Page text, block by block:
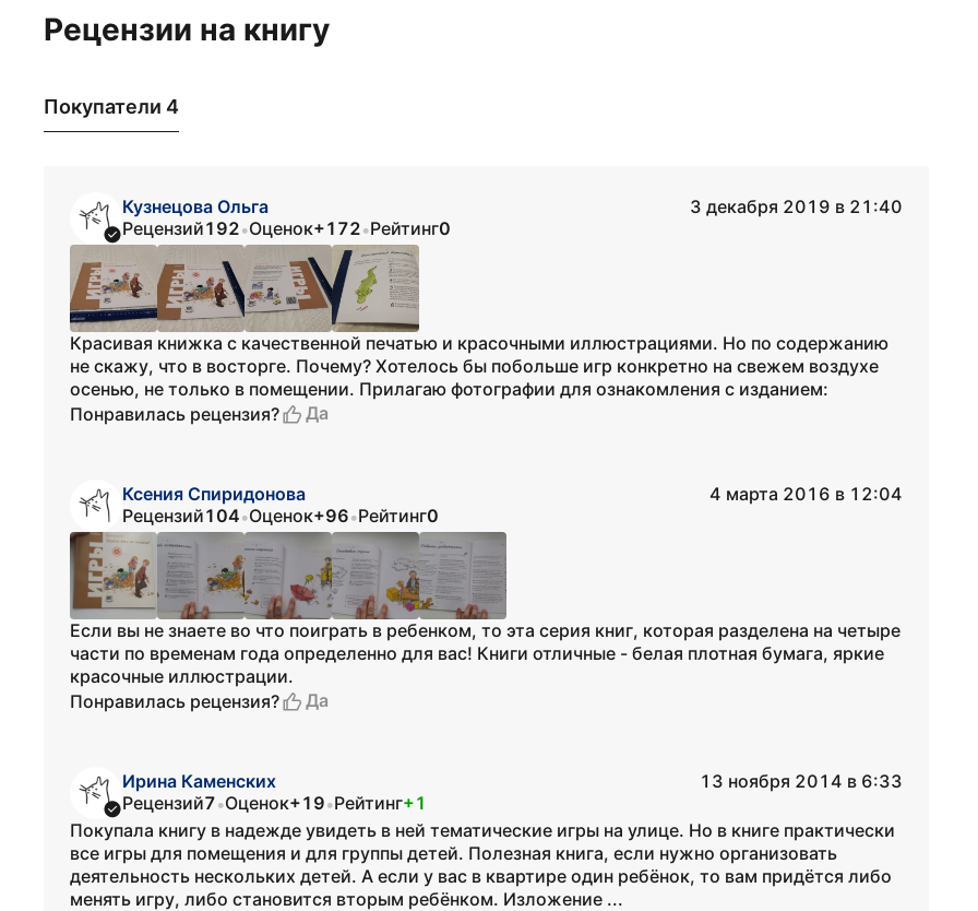
Рецензии на книгу
Покупатели 4
Кузнецова Ольга
3 декабря 2019 в 21:40
Рецензий192•Оценок+172•Рейтинг0
Красивая книжка с качественной печатью и красочными иллюстрациями. Но по содержанию
не скажу, что в восторге. Почему? Хотелось бы побольше игр конкретно на свежем воздухе
осенью, не только в помещении. Прилагаю фотографии для ознакомления с изданием:
Понравилась рецензия?
Да
Ксения Спиридонова
4 марта 2016 в 12:04
Рецензий104•Оценок+96•Рейтинг0
Если вы не знаете во что поиграть в ребенком, то эта серия книг, которая разделена на четыре
части по временам года определенно для вас! Книги отличные - белая плотная бумага, яркие
красочные иллюстрации.
Понравилась рецензия?
Да
Ирина Каменских
13 ноября 2014 в 6:33
Рецензий7•Оценок+19•Рейтинг+1
Покупала книгу в надежде увидеть в ней тематические игры на улице. Но в книге практически
все игры для помещения и для группы детей. Полезная книга, если нужно организовать
деятельность нескольких детей. А если у вас в квартире один ребёнок, то вам придётся либо
менять игру, либо становится вторым ребёнком. Изложение ...